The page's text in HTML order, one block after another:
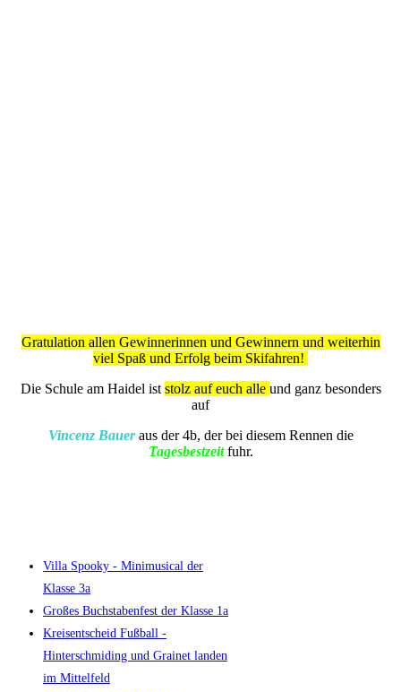
Gratulation allen Gewinnerinnen und Gewinnern und weiterhin
viel Spaß und Erfolg beim Skifahren!
Die Schule am Haidel ist stolz auf euch alle und ganz besonders
auf
Vincenz Bauer aus der 4b, der bei diesem Rennen die
Tagesbestzeitfuhr.
Villa Spooky - Minimusical der
Klasse 3a
Großes Buchstabenfest der Klasse 1a
Kreisentscheid Fußball -
Hinterschmiding und Grainet landen
im Mittelfeld